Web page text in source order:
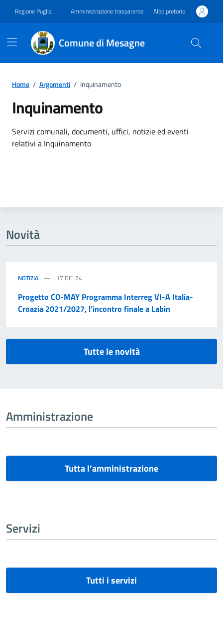
Regione Puglia Amministrazione trasparente Albo pretorio
Comune di Mesagne
Home / Argomenti / Inquinamento
Inquinamento
Dettagli dell'argomento
Servizi comunali, documenti, uffici, notizie ed eventi
relativi a Inquinamento
Novità
NOTIZIA 17 DIC 24
Progetto CO-MAY Programma Interreg VI-A Italia-
Croazia 2021/2027, l’incontro finale a Labin
Tutte le novità
Amministrazione
Tutta l’amministrazione
Servizi
Tutti i servizi